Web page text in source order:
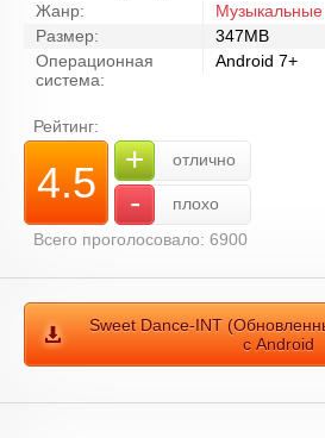
Жанр:
Музыкальные
Размер:
347MB
Операционная
система:
Android 7+
Рейтинг:
4.5 + отлично
-
плохо
Всего проголосовало: 6900
Sweet Dance-INT
с Android